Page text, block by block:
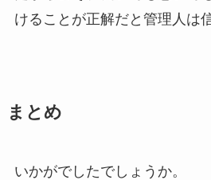
けることが正解だと管理人は
まとめ
いかがでしたでしょうか。